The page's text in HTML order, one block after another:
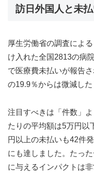
訪日外国人と未
厚生労働省の調査によ
け入れた全国2813の病
で医療費未払いが報告
の19.9％からは微減し
注目すべきは「件数」
たりの平均額は5万円以
円以上の未払いも42件
にも達しました。たっ
に与えるインパクトは